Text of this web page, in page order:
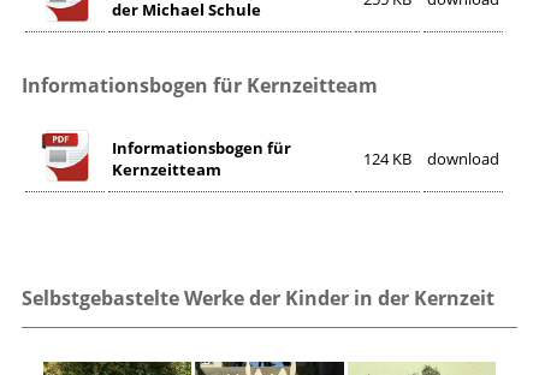
der Michael Schule
Informationsbogen für Kernzeitteam
Informationsbogen für
Kernzeitteam
124 KB download
Selbstgebastelte Werke der Kinder in der Kernzeit